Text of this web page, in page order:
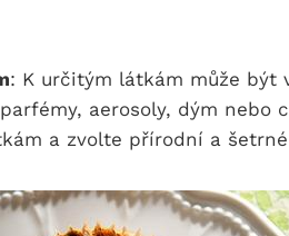
: K určitým látkám může být
aerosoly, dým nebo
a zvolte přírodní a